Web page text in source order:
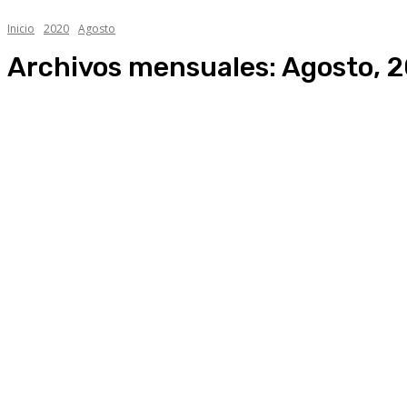
Inicio 2020 Agosto
Archivos mensuales: Agosto,